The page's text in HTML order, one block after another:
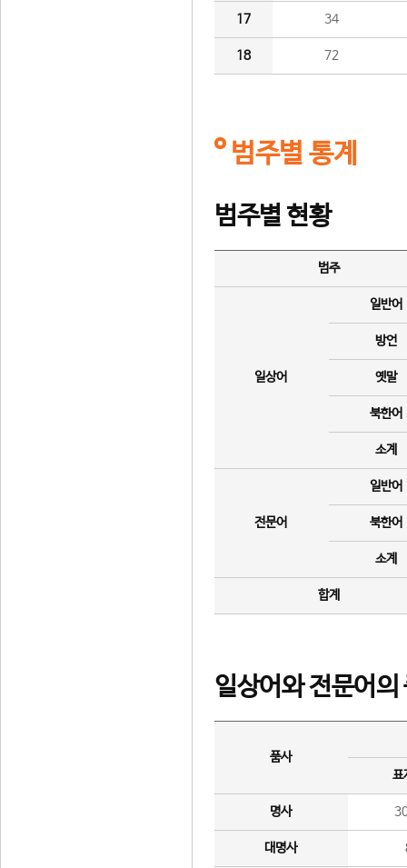
17 34
18 72
범주별 통계
범주별 현황
범주
일상어
일반어
방언
옛말
북한어
소계
전문어
일반어
북한어
소계
합계
일상어와 전문어의
품사
표
명사
대명사